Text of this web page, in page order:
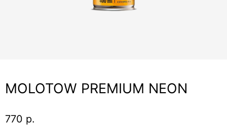
MOLOTOW PREMIUM NEON
770 р.